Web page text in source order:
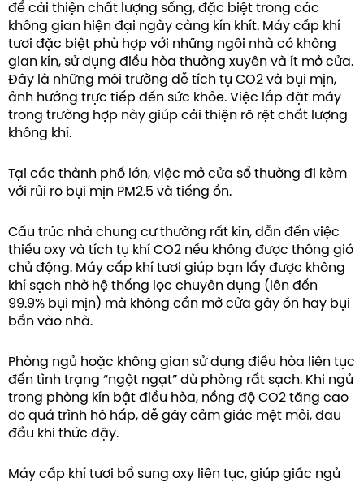
để cải thiện chất lượng sống, đặc biệt trong các
không gian hiện đại ngày càng kín khít. Máy cấp khí
tươi đặc biệt phù hợp với những ngôi nhà có không
gian kín, sử dụng điều hòa thường xuyên và ít mở cửa.
Đây là những môi trường dễ tích tụ CO2 và bụi mịn,
ảnh hưởng trực tiếp đến sức khỏe. Việc lắp đặt máy
trong trường hợp này giúp cải thiện rõ rệt chất lượng
không khí.
Tại các thành phố lớn, việc mở cửa sổ thường đi kèm
với rủi ro bụi mịn PM2.5 và tiếng ồn.
Cấu trúc nhà chung cư thường rất kín, dẫn đến việc
thiếu oxy và tích tụ khí CO2 nếu không được thông gió
chủ động. Máy cấp khí tươi giúp bạn lấy được không
khí sạch nhờ hệ thống lọc chuyên dụng (lên đến
99.9% bụi mịn) mà không cần mở cửa gây ồn hay bụi
bẩn vào nhà.
Phòng ngủ hoặc không gian sử dụng điều hòa liên tục
đến tình trạng “ngột ngạt” dù phòng rất sạch. Khi ngủ
trong phòng kín bật điều hòa, nồng độ CO2 tăng cao
do quá trình hô hấp, dễ gây cảm giác mệt mỏi, đau
đầu khi thức dậy.
Máy cấp khí tươi bổ sung oxy liên tục, giúp giấc ngủ